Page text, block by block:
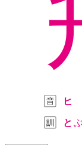
ヒ
と